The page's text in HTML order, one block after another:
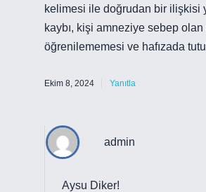
kelimesi ile doğrudan bir ilişkisi
kaybı, kişi amneziye sebep
öğrenilememesi ve hafızada
Ekim 8, 2024 Yanıtla
admin
Aysu Diker!